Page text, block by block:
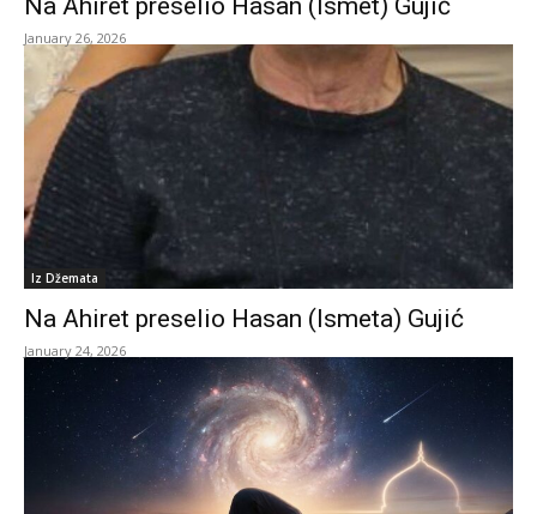
Na Ahiret preselio Hasan (Ismet) Gujić
January 26, 2026
Iz Džemata
Na Ahiret preselio Hasan (Ismeta) Gujić
January 24, 2026